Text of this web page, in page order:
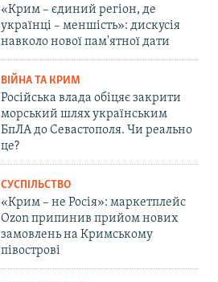
«Крим – єдиний регіон, де
українці – меншість»: дискусія
навколо нової пам'ятної дати
ВІЙНА ТА КРИМ
Російська влада обіцяє закрити
морський шлях українським
БпЛА до Севастополя. Чи реально
це?
СУСПІЛЬСТВО
«Крим – не Росія»: маркетплейс
Ozon припинив прийом нових
замовлень на Кримському
півострові